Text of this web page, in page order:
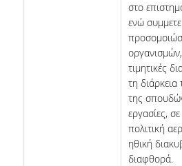
στο
ενώ
τιμητικές
τη
της
εργασίες,
πολιτική
ηθική
διαφθορά.